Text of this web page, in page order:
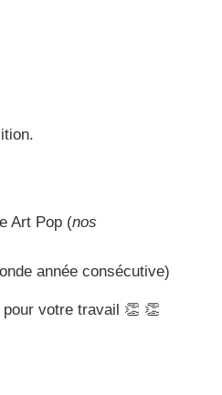
Art Pop (nos
année consécutive)
votre travail 👏 👏